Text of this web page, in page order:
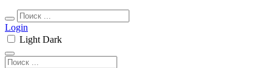
Login
Light Dark